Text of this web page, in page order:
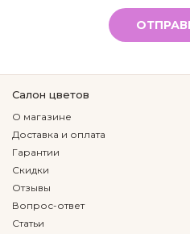
Салон цветов
О магазине
Доставка и оплата
Гарантии
Скидки
Отзывы
Вопрос-ответ
Статьи